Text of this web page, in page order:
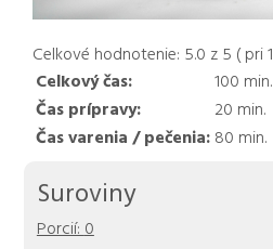
Celkové hodnotenie: 5.0 z 5 ( pri1
Celkový čas:
100 min.
Čas prípravy:
20 min.
Čas varenia / pečenia: 80 min.
Suroviny
Porcií: 0